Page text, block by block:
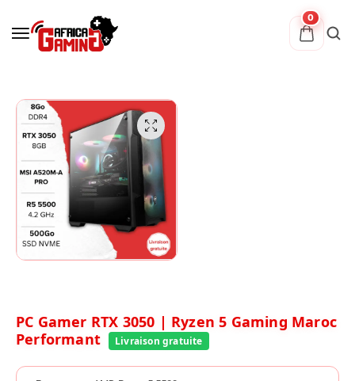
0
PC Gamer RTX 3050 | Ryzen 5 Gaming Maroc
Performant